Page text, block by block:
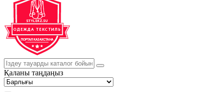
Қаланы таңдаңыз